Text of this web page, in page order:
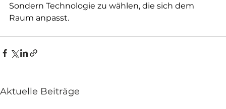
Sondern Technologie zu wählen, die sich dem
Raum anpasst.
Aktuelle Beiträge